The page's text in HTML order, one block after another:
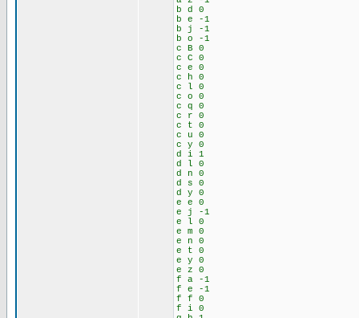
b d 0
b e -1
b j -1
b o -1
c B 0
c C 0
c e 0
c h 0
c l 0
c o 0
c q 0
c r 0
c t 0
c u 0
c y 0
d i 1
d l 0
d n 0
d s 0
d y 0
e e 0
e j -1
e l 0
e m 0
e n 0
e t 0
e y 0
e z 0
f a -1
f e -1
f f 0
f i 0